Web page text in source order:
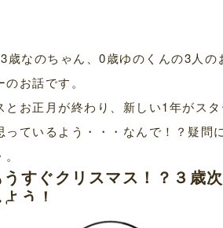
歳なのちゃん、0歳ゆのくんの3人
お話です。
とお正月が終わり、新しい1年がス
っているよう・・・なんで！？疑
うすぐクリスマス！？３歳
う！